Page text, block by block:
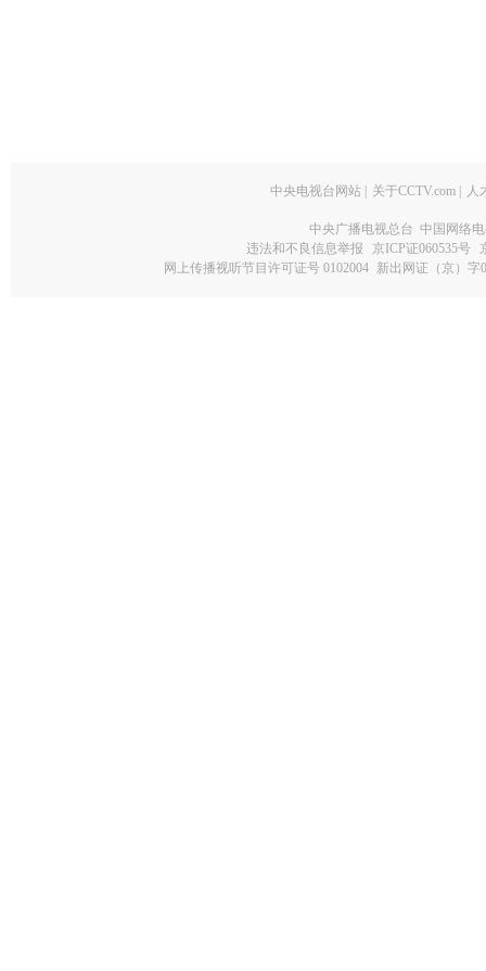
中央电视台网站 关于CCTV.com 人
中央广播电视总台 中国网络
违法和不良信息举报
京ICP证060535号
网上传播视听节目许可证号 0102004 新出网证（京）